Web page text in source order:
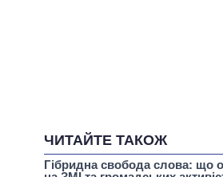
ЧИТАЙТЕ ТАКОЖ
Гібридна свобода слова: що